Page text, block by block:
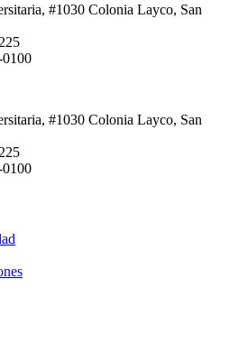
#1030 Colonia Layco, San
#1030 Colonia Layco, San